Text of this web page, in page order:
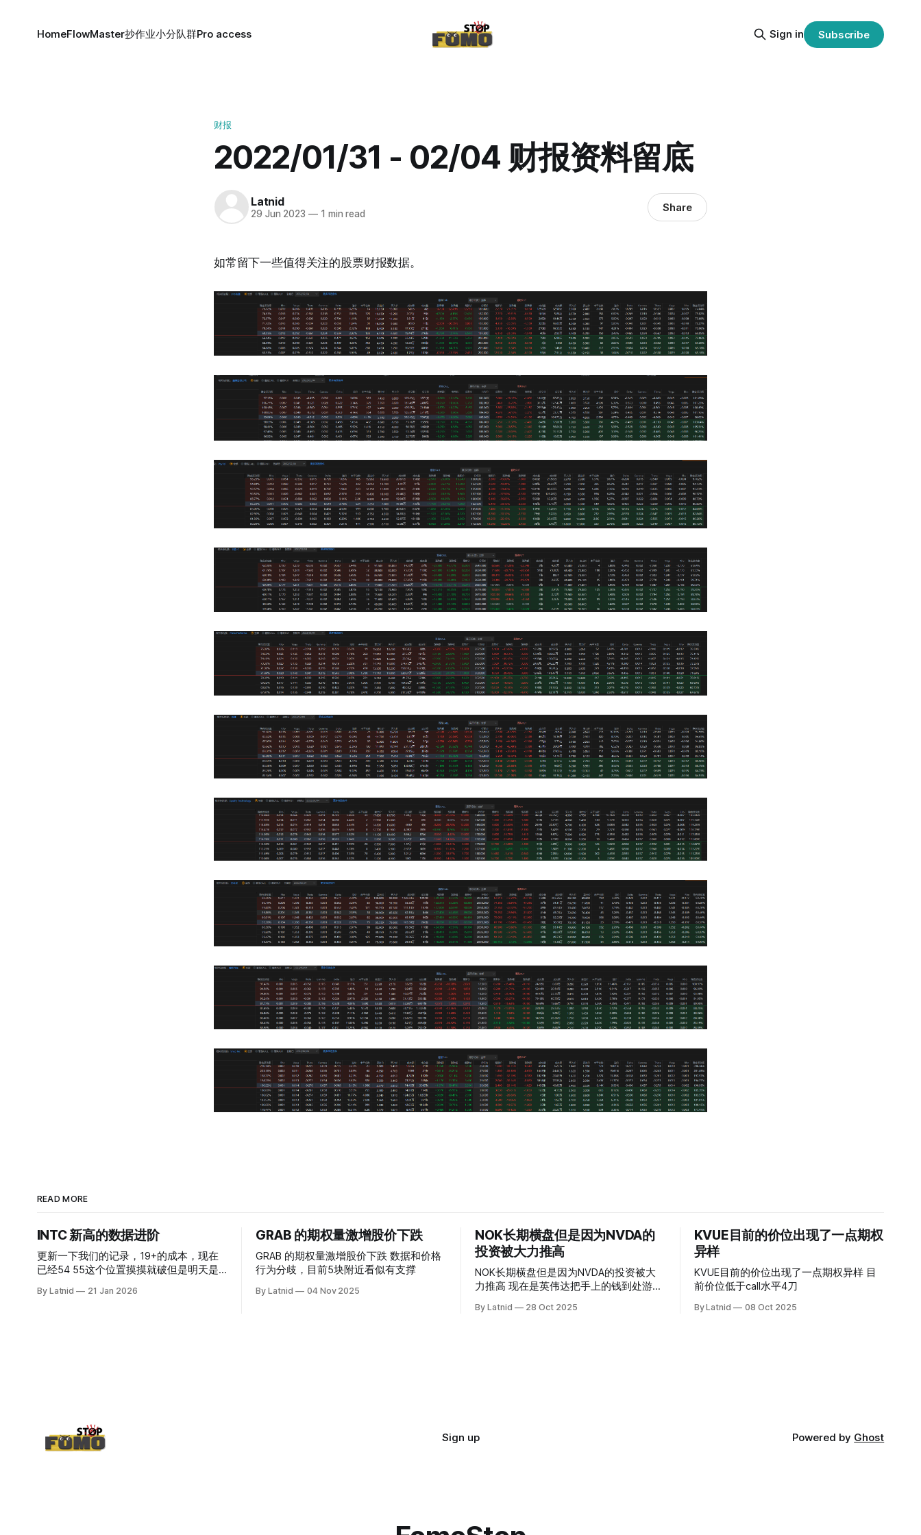
HomeFlowMaster抄作业小分队群Pro access Sign in Subscribe
财报
2022/01/31 - 02/04 财报资料留底
Latnid
29 Jun 2023 —1 min read Share
如常留下一些值得关注的股票财报数据。
READ MORE
INTC 新高的数据进阶
更新一下我们的记录，19+的成本，现在
已经54 55这个位置摸摸就破但是明天是
而应该谨慎，数据很明显偏向多头，47的
By Latnid 21 Jan 2026
GRAB 的期权量激增股价下跌
GRAB 的期权量激增股价下跌 数据和价格
行为分歧，目前5块附近看似有支撑
By Latnid 04 Nov 2025
NOK长期横盘但是因为NVDA的
投资被大力推高
NOK长期横盘但是因为NVDA的投资被大
力推高 现在是英伟达把手上的钱到处游走
By Latnid 28 Oct 2025
KVUE目前的价位出现了一点期权
异样
KVUE目前的价位出现了一点期权异样 目
前价位低于call水平4刀
By Latnid 08 Oct 2025
Sign up Powered by Ghost